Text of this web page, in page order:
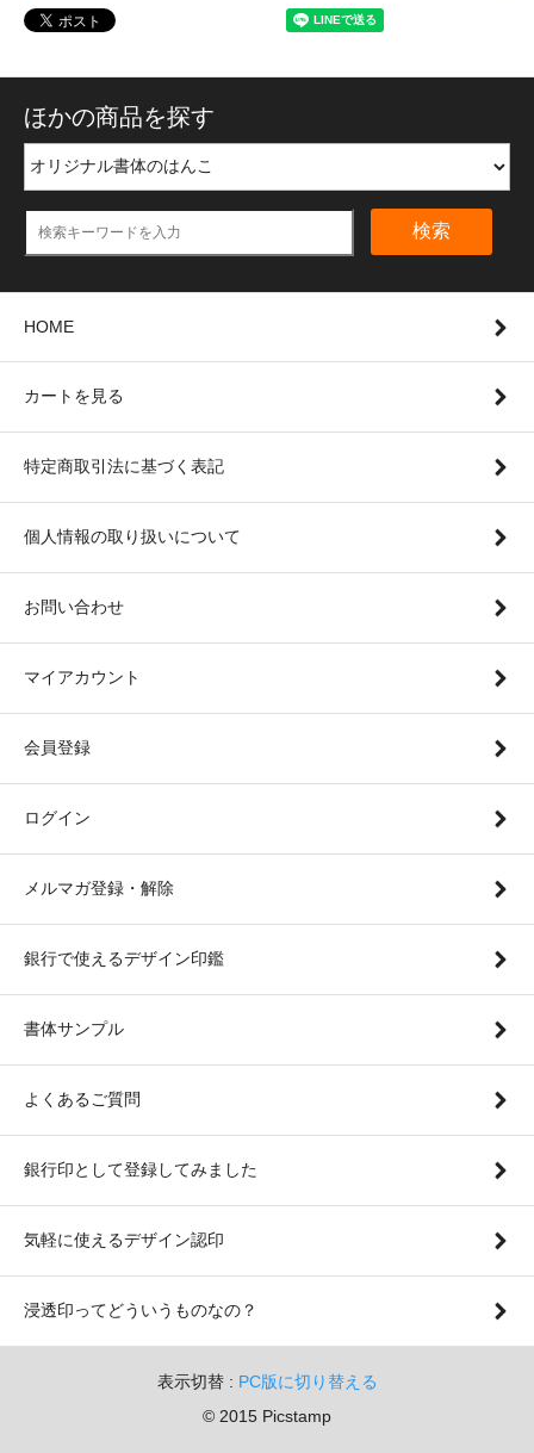
ほかの商品を探す
検索
HOME
カートを見る
特定商取引法に基づく表記
個人情報の取り扱いについて
お問い合わせ
マイアカウント
会員登録
ログイン
メルマガ登録・解除
銀行で使えるデザイン印鑑
書体サンプル
よくあるご質問
銀行印として登録してみました
気軽に使えるデザイン認印
浸透印ってどういうものなの？
表示切替 : PC版に切り替える
© 2015 Picstamp